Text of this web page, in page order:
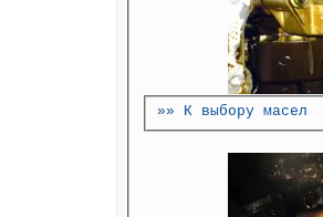
»» К выбору масел